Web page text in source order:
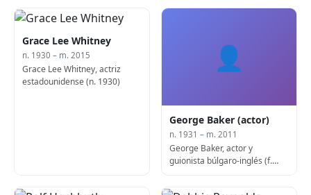
Grace Lee Whitney
n. 1930 – m. 2015
Grace Lee Whitney, actriz
estadounidense (n. 1930)
👤
George Baker (actor)
n. 1931 – m. 2011
George Baker, actor y
guionista búlgaro-inglés (f.